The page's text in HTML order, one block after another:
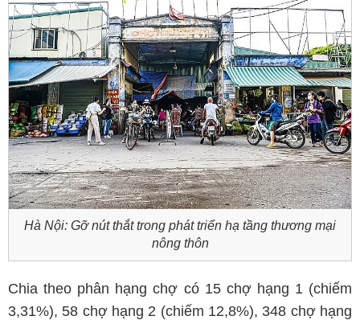
Hà Nội: Gỡ nút thắt trong phát triển hạ tầng thương mại
nông thôn
Chia theo phân hạng chợ có 15 chợ hạng 1 (chiếm
3,31%), 58 chợ hạng 2 (chiếm 12,8%), 348 chợ hạng